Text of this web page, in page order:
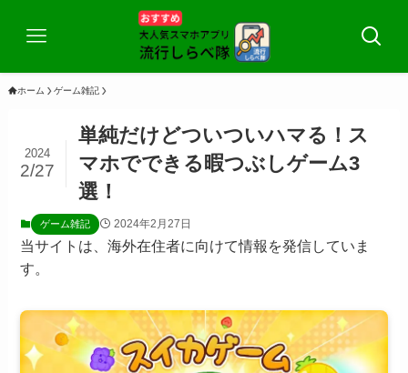
ホーム ゲーム雑記
単純だけどついついハマる！ス
マホでできる暇つぶしゲーム3
選！
2024
2/27
ゲーム雑記 2024年2月27日
当サイトは、海外在住者に向けて情報を発信していま
す。